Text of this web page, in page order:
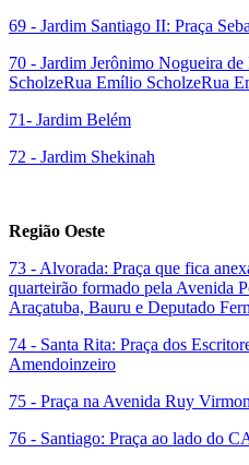
69 - Jardim Santiago II: Praça
70 - Jardim Jerônimo Nogueira
ScholzeRua Emílio ScholzeRua
71- Jardim Belém
72 - Jardim Shekinah
Região Oeste
73 - Alvorada: Praça que fica
quarteirão formado pela Avenida
Araçatuba, Bauru e Deputado
74 - Santa Rita: Praça dos
Amendoinzeiro
75 - Praça na Avenida Ruy
76 - Santiago: Praça ao lado do